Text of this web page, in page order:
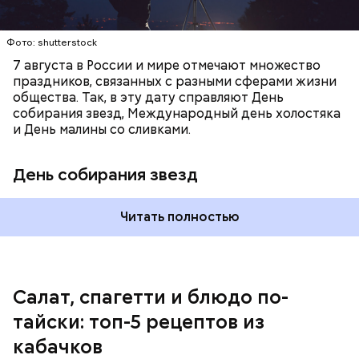
Фото: shutterstock
7 августа в России и мире отмечают множество
праздников, связанных с разными сферами жизни
общества. Так, в эту дату справляют День
собирания звезд, Международный день холостяка
и День малины со сливками.
День собирания звезд
Читать полностью
Салат, спагетти и блюдо по-
тайски: топ-5 рецептов из
кабачков
чеснок;
Однако диетолог предупредила: не для всех дыня
может быть полезна. В первую очередь ее стоит
есть с осторожностью людям:
лишним весом.